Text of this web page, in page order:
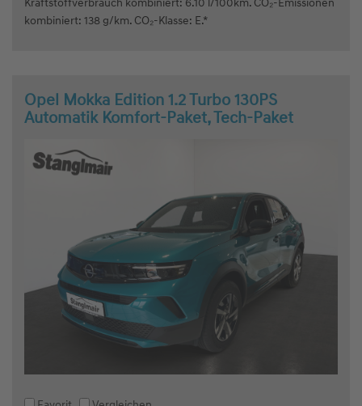
Kraftstoffverbrauch kombiniert: 6.10 l/100km. CO₂-Emissionen
kombiniert: 138 g/km. CO₂-Klasse: E.*
Opel Mokka Edition 1.2 Turbo 130PS
Automatik Komfort-Paket, Tech-Paket